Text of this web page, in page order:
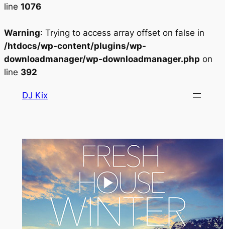
line 1076
Warning: Trying to access array offset on false in
/htdocs/wp-content/plugins/wp-
downloadmanager/wp-downloadmanager.php on
line 392
DJ Kix